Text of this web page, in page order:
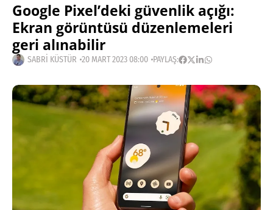
Google Pixel’deki güvenlik açığı:
Ekran görüntüsü düzenlemeleri
geri alınabilir
SABRI KÜSTÜR 20 MART 2023 08:00 PAYLAŞ: